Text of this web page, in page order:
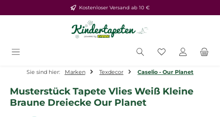
Zum Hauptinhalt springenKostenloser Versand ab 10 €
Du hast 0
Sie sind hier: Marken Texdecor Caselio - Our Planet
Musterstück Tapete Vlies Weiß Kleine
Braune Dreiecke Our Planet